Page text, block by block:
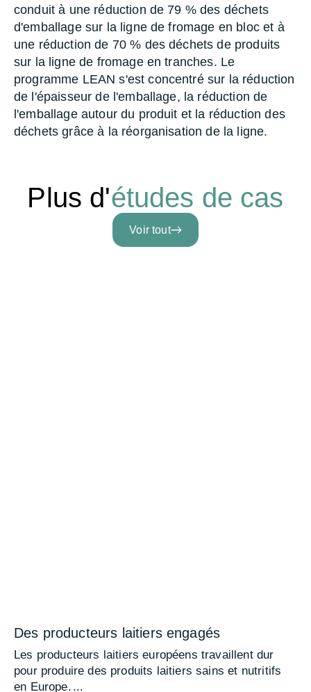
conduit à une réduction de 79 % des déchets
d'emballage sur la ligne de fromage en bloc et à
une réduction de 70 % des déchets de produits
sur la ligne de fromage en tranches. Le
programme LEAN s'est concentré sur la réduction
de l'épaisseur de l'emballage, la réduction de
l'emballage autour du produit et la réduction des
déchets grâce à la réorganisation de la ligne.
Plus d'études de cas
Voir tout
Des producteurs laitiers engagés
Les producteurs laitiers européens travaillent dur
pour produire des produits laitiers sains et nutritifs
en Europe.